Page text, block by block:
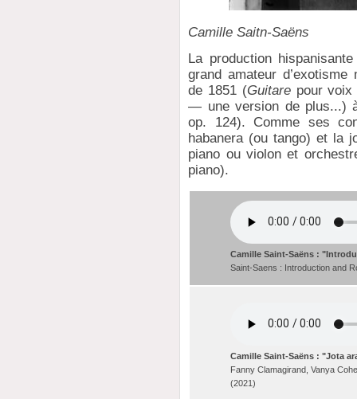
Camille Saitn-Saëns
La production
grand amateur
de 1851 (Guitarepour voix
— une version de plus...)
op. 124). Comme ses
habanera (ou tango) et la
piano ou violon et
piano).
Camille Saint-Saëns :
Saint-Saens : Introduction and
Camille Saint-Saëns : "Jota
Fanny Clamagirand, Vanya
(2021)